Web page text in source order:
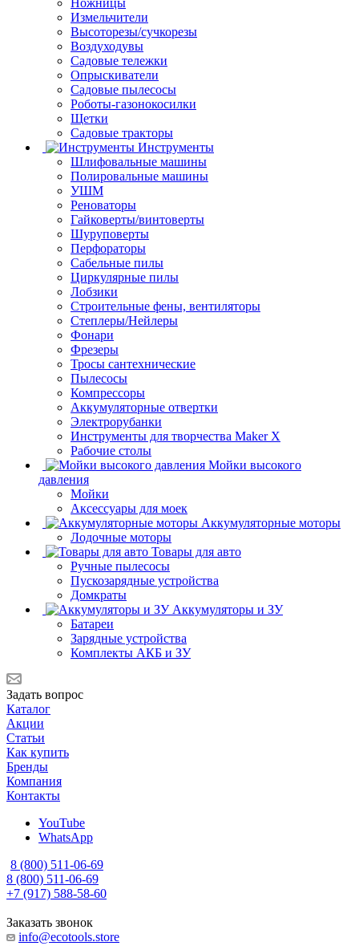
Ножницы
Измельчители
Высоторезы/сучкорезы
Воздуходувы
Садовые тележки
Опрыскиватели
Садовые пылесосы
Роботы-газонокосилки
Щетки
Садовые тракторы
Инструменты
Шлифовальные машины
Полировальные машины
УШМ
Реноваторы
Гайковерты/винтоверты
Шуруповерты
Перфораторы
Сабельные пилы
Циркулярные пилы
Лобзики
Строительные фены, вентиляторы
Степлеры/Нейлеры
Фонари
Фрезеры
Тросы сантехнические
Пылесосы
Компрессоры
Аккумуляторные отвертки
Электрорубанки
Инструменты для творчества Maker X
Рабочие столы
Мойки высокого
давления
Мойки
Аксессуары для моек
Аккумуляторные моторы
Лодочные моторы
Товары для авто
Ручные пылесосы
Пускозарядные устройства
Домкраты
Аккумуляторы и ЗУ
Батареи
Зарядные устройства
Комплекты АКБ и ЗУ
Задать вопрос
Каталог
Акции
Статьи
Как купить
Бренды
Компания
Контакты
YouTube
WhatsApp
8 (800) 511-06-69
8 (800) 511-06-69
+7 (917) 588-58-60
Заказать звонок
info@ecotools.store